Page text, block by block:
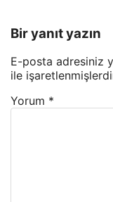
Bir yanıt yazın
E-posta adresiniz
ile
Yorum *